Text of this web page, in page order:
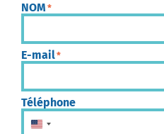
NOM *
E-mail*
Téléphone
États-Unis +1